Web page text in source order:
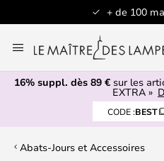
+ de 100
au
contenu
16% suppl. dès 89 € sur les
EXTRA »
CODE :BEST
Abats-Jours et Accessoires